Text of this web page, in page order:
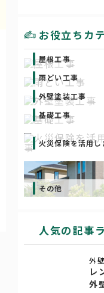
お役立ちカ
屋根工事
雨どい工事
外壁塗装工事
基礎工事
火災保険を活用
その他
人気の記事
外
レ
外